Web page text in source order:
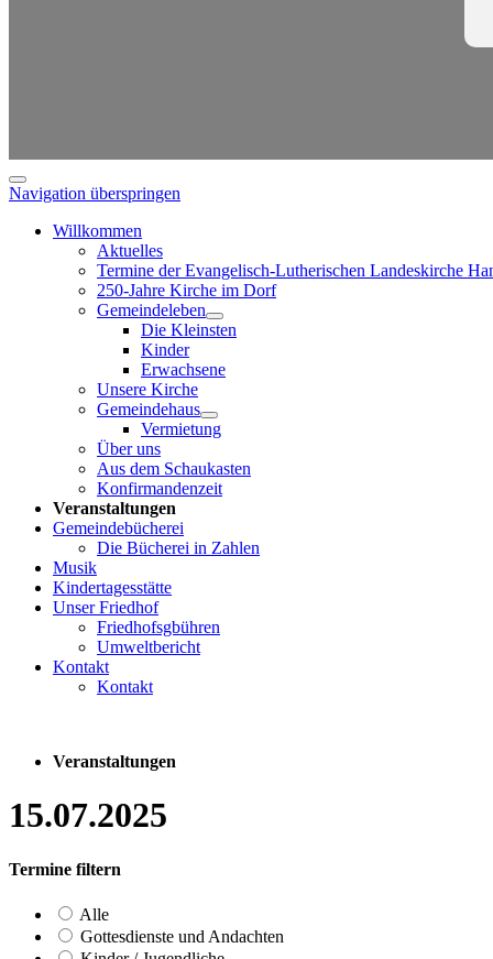
Navigation überspringen
Willkommen
Aktuelles
Termine der Evangelisch-Lutherischen Landeskirche
250-Jahre Kirche im Dorf
Gemeindeleben
Die Kleinsten
Kinder
Erwachsene
Unsere Kirche
Gemeindehaus
Vermietung
Über uns
Aus dem Schaukasten
Konfirmandenzeit
Veranstaltungen
Gemeindebücherei
Die Bücherei in Zahlen
Musik
Kindertagesstätte
Unser Friedhof
Friedhofsgbühren
Umweltbericht
Kontakt
Kontakt
Veranstaltungen
15.07.2025
Termine filtern
Alle
Gottesdienste und Andachten